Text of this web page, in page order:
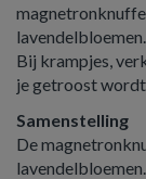
lavendelbloemen.
Bij krampjes,
je getroost
Samenstelling
De
lavendelbloemen.